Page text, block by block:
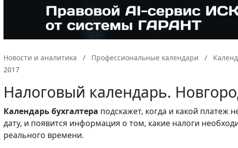
Новости и аналитика Профессиональные календари
2017
Налоговый календарь.
Календарьбухгалтера подскажет, когда и какой
дату, и появится информация о том, какие налоги
реального времени.